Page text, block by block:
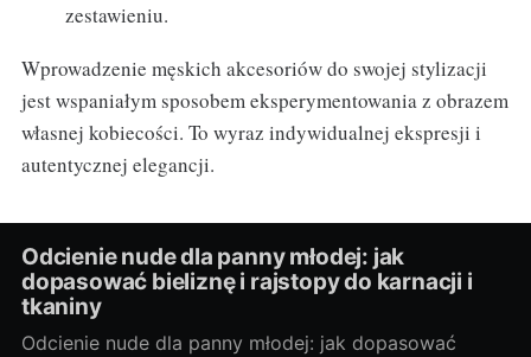
zestawieniu.
Wprowadzenie męskich akcesoriów do swojej stylizacji
jest wspaniałym sposobem eksperymentowania z obrazem
własnej kobiecości. To wyraz indywidualnej ekspresji i
autentycznej elegancji.
Odcienie nude dla panny młodej: jak
dopasować bieliznę i rajstopy do karnacji i
tkaniny
Odcienie nude dla panny młodej: jak dopasować